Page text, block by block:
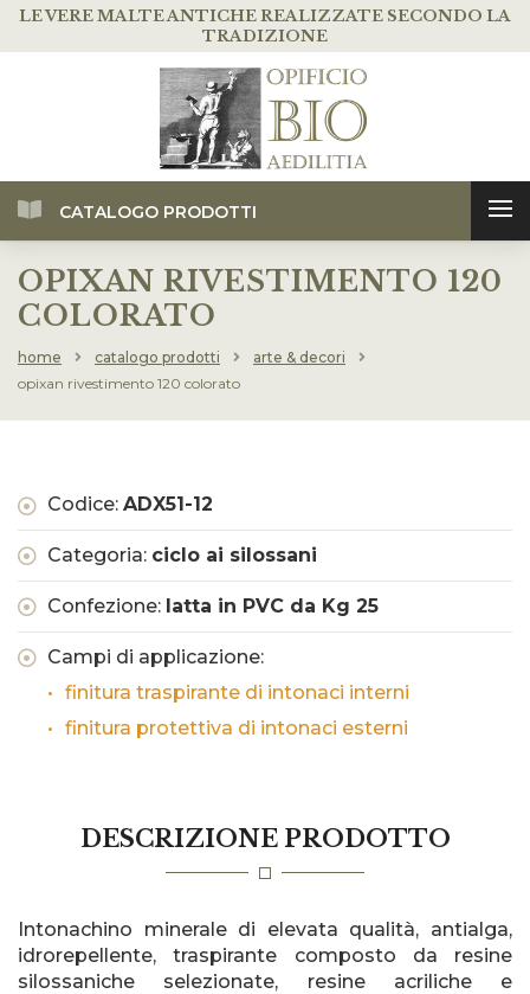
LE VERE MALTE ANTICHEREALIZZATE SECONDO LA
TRADIZIONE
CATALOGO PRODOTTI
OPIXAN RIVESTIMENTO 120
COLORATO
home catalogo prodotti
arte & decori
opixan rivestimento 120 colorato
Codice: ADX51-12
Categoria: ciclo ai silossani
Confezione: latta in PVC da Kg 25
Campi di applicazione:
finitura traspirante di intonaci interni
finitura protettiva di intonaci esterni
DESCRIZIONE PRODOTTO
Intonachino minerale di elevata qualità, antialga,
idrorepellente, traspirante composto da resine
silossaniche selezionate, resine acriliche e